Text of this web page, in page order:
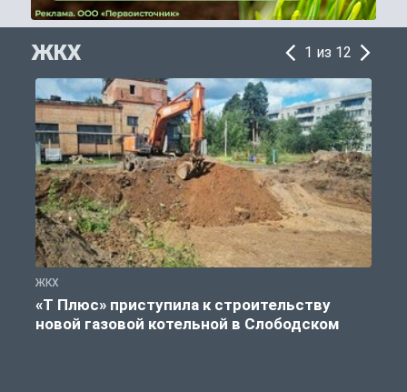
ЖКХ 1 из 12
ЖКХ
«Т Плюс» приступила к строительству
новой газовой котельной в Слободском